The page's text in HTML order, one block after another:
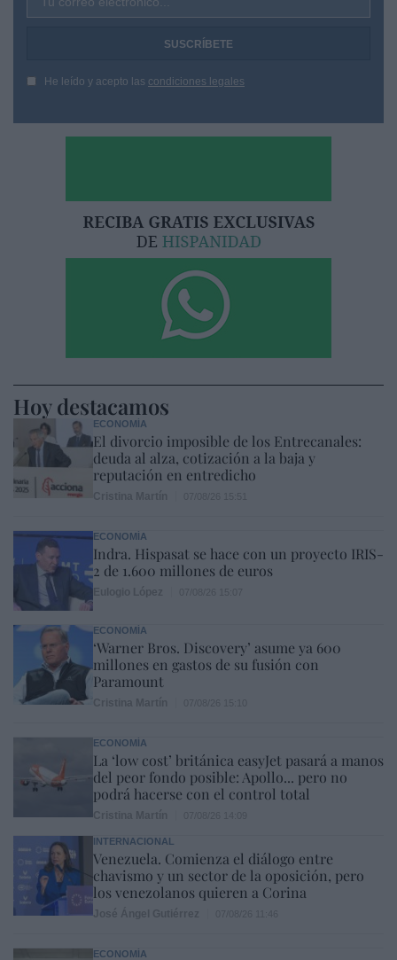
He leído y acepto las condiciones legales
Hoy destacamos
ECONOMÍA
El divorcio imposible de los Entrecanales:
deuda al alza, cotización a la baja y
reputación en entredicho
ECONOMÍA
Indra. Hispasat se hace con un proyecto IRIS-
2 de 1.600 millones de euros
ECONOMÍA
‘Warner Bros. Discovery’ asume ya 600
millones en gastos de su fusión con
Paramount
ECONOMÍA
La ‘low cost’ británica easyJet pasará a manos
del peor fondo posible: Apollo... pero no
podrá hacerse con el control total
INTERNACIONAL
Venezuela. Comienza el diálogo entre
chavismo y un sector de la oposición, pero
los venezolanos quieren a Corina
ECONOMÍA